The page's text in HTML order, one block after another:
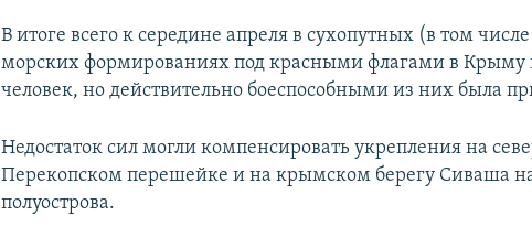
В итоге всего к середине апреля в сухопутных (в том
морских формированиях под красными флагами в Крыму
человек, но действительно боеспособными из них была
Недостаток сил могли компенсировать укрепления на
Перекопском перешейке и на крымском берегу Сиваша
полуострова.